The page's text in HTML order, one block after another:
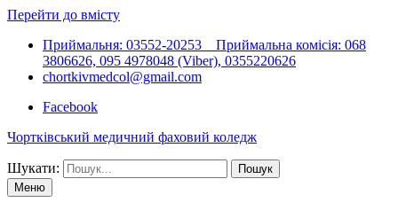
Перейти до вмісту
Приймальня: 03552-20253 Приймальна комісія: 068
3806626, 095 4978048 (Viber), 0355220626
chortkivmedcol@gmail.com
Facebook
Чортківський медичний фаховий коледж
Шукати:
Меню